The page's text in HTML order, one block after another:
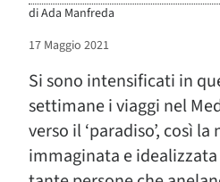
diAda Manfreda
17 Maggio 2021
Si sono intensificati in
settimane i viaggi nel
verso il ‘paradiso’, così
immaginata e